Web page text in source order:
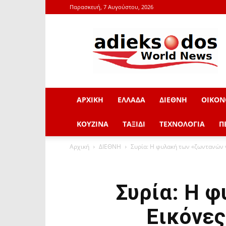
Παρασκευή, 7 Αυγούστου, 2026
adieksodos.gr
ΑΡΧΙΚΗ ΕΛΛΑΔΑ ΔΙΕΘΝΗ
ΚΟΥΖΙΝΑ ΤΑΞΙΔΙ ΤΕΧΝΟΛΟΓΙΑ
Αρχική ΔΙΕΘΝΗ Συρία: Η φυλακή των «ζωντανών
Συρία: Η